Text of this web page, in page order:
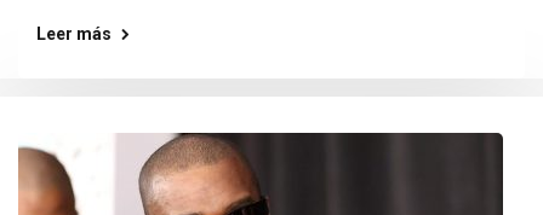
Leer más